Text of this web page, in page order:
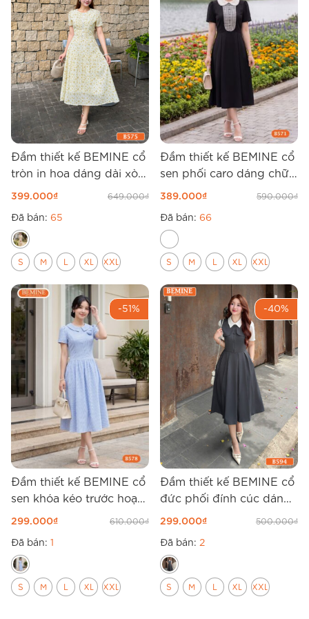
Đầm thiết kế BEMINE cổ
tròn in hoa dáng dài xòe
B575
399.000₫ 649.000₫
Đã bán: 65
S M L XL XXL
Đầm thiết kế BEMINE cổ
sen phối caro dáng chữ
A B571
389.000₫ 590.000₫
Đã bán: 66
S M L XL XXL
-51%
Đầm thiết kế BEMINE cổ
sen khóa kéo trước hoạ
tiết sọc dáng dài B578
299.000₫ 610.000₫
Đã bán: 1
S M L XL XXL
-40%
Đầm thiết kế BEMINE cổ
đức phối đính cúc dáng
chữ A B594
299.000₫ 500.000₫
Đã bán: 2
S M L XL XXL